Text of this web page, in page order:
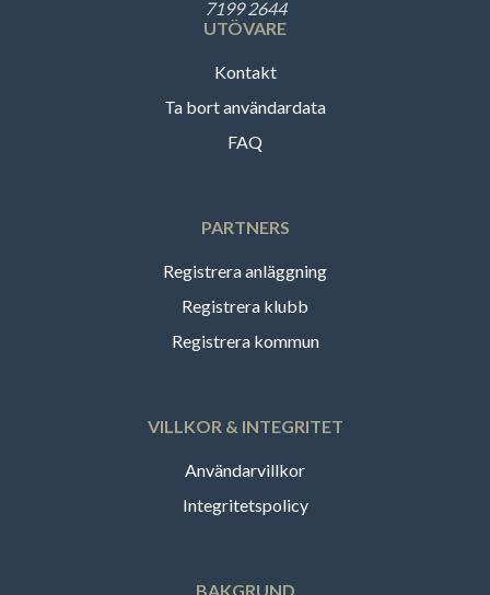
7199 2644
UTÖVARE
Kontakt
Ta bort användardata
FAQ
PARTNERS
Registrera anläggning
Registrera klubb
Registrera kommun
VILLKOR & INTEGRITET
Användarvillkor
Integritetspolicy
BAKGRUND